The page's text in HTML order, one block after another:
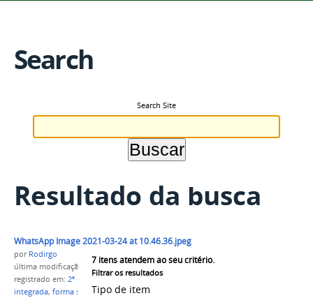
Search
Search Site
Resultado da busca
7 itens atendem ao seu critério.
Filtrar os resultados
Tipo de item
WhatsApp Image 2021-03-24 at 10.46.36.jpeg
por Rodirgo
última modificação
em 24/03/2021 12h04
registrado em: 2ª chamada, cursos técnicos
integrada, forma subsequente, campus Parintins